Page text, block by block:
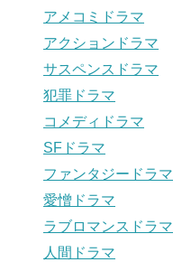
アメコミドラマ
アクションドラマ
サスペンスドラマ
犯罪ドラマ
コメディドラマ
SFドラマ
ファンタジードラマ
愛憎ドラマ
ラブロマンスドラマ
人間ドラマ